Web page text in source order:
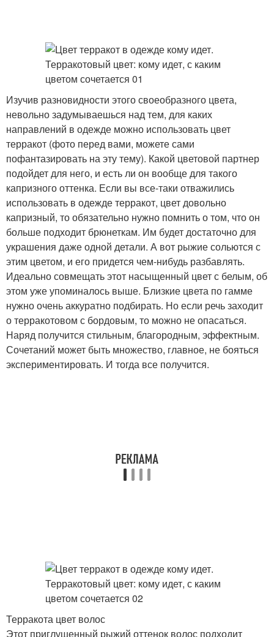
Изучив разновидности этого своеобразного цвета,
невольно задумываешься над тем, для каких
направлений в одежде можно использовать цвет
терракот (фото перед вами, можете сами
пофантазировать на эту тему). Какой цветовой партнер
подойдет для него, и есть ли он вообще для такого
капризного оттенка. Если вы все-таки отважились
использовать в одежде терракот, цвет довольно
капризный, то обязательно нужно помнить о том, что он
больше подходит брюнеткам. Им будет достаточно для
украшения даже одной детали. А вот рыжие сольются с
этим цветом, и его придется чем-нибудь разбавлять.
Идеально совмещать этот насыщенный цвет с белым, об
этом уже упоминалось выше. Близкие цвета по гамме
нужно очень аккуратно подбирать. Но если речь заходит
о терракотовом с бордовым, то можно не опасаться.
Наряд получится стильным, благородным, эффектным.
Сочетаний может быть множество, главное, не бояться
экспериментировать. И тогда все получится.
Терракота цвет волос
Этот приглушенный рыжий оттенок волос подходит